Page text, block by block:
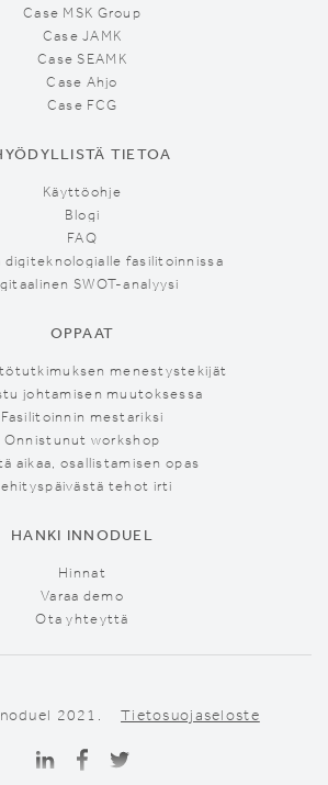
Case MSK Group
Case JAMK
Case SEAMK
Case Ahjo
Case FCG
TIETOA
Käyttöohje
Blogi
FAQ
digiteknologialle fasilitoinnissa
SWOT-analyysi
OPPAAT
menestystekijät
johtamisen muutoksessa
Fasilitoinnin mestariksi
Onnistunut workshop
aikaa, osallistamisen opas
tehot irti
HANKI INNODUEL
Hinnat
Varaa demo
Ota yhteyttä
2021.Tietosuojaseloste